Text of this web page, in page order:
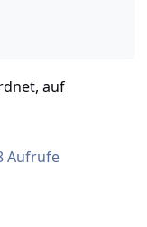
auf
Aufrufe